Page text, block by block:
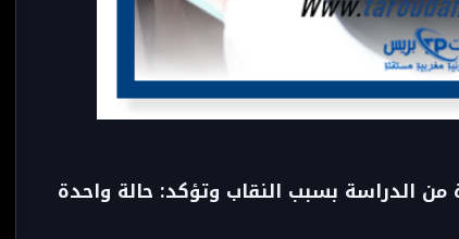
من الدراسة بسبب النقاب وتؤكد: حالة واحدة